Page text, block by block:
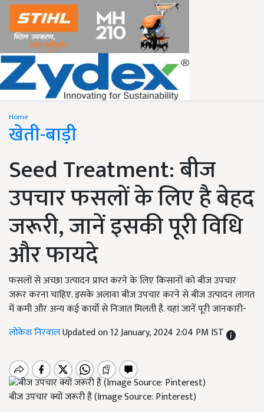
Home
खेती-बाड़ी
Seed Treatment: बीज
उपचार फसलों के लिए है बेहद
जरूरी, जानें इसकी पूरी विधि
और फायदे
फसलों से अच्छा उत्पादन प्राप्त करने के लिए किसानों को बीज उपचार
जरूर करना चाहिए. इसके अलावा बीज उपचार करने से बीज उत्पादन लागत
में कमी और अन्य कई कार्यों से निजात मिलती है. यहां जानें पूरी जानकारी-
लोकेश निरवालUpdated on 12 January, 2024 2:04 PM IST
बीज उपचार क्यों जरूरी है (Image Source: Pinterest)